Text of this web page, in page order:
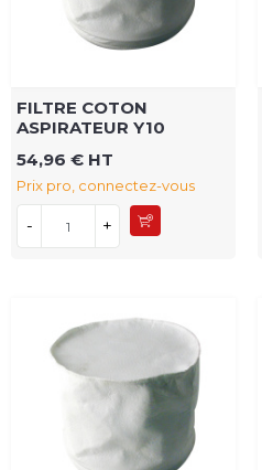
FILTRE COTON
ASPIRATEUR Y10
54,96 € HT
Prix pro, connectez-vous
- +